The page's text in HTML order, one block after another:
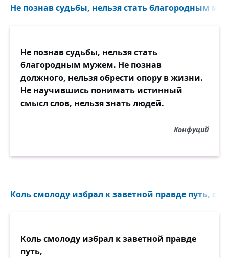
Не познав судьбы, нельзя стать благородным
Не познав судьбы, нельзя стать
благородным мужем. Не познав
должного, нельзя обрести опору в жизни.
Не научившись понимать истинный
смысл слов, нельзя знать людей.
Конфуций
Коль смолоду избрал к заветной правде путь, с
Коль смолоду избрал к заветной правде
путь,